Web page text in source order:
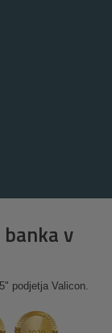
v
podjetja Valicon.